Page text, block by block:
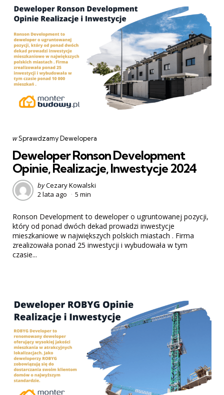
Categories
post
wSprawdzamy Dewelopera
Deweloper Ronson Development
Opinie, Realizacje, Inwestycje 2024
Posted
by
byCezary Kowalski
2 lata ago
5 min
Ronson Development to deweloper o ugruntowanej pozycji,
który od ponad dwóch dekad prowadzi inwestycje
mieszkaniowe w największych polskich miastach . Firma
zrealizowała ponad 25 inwestycji i wybudowała w tym
czasie...